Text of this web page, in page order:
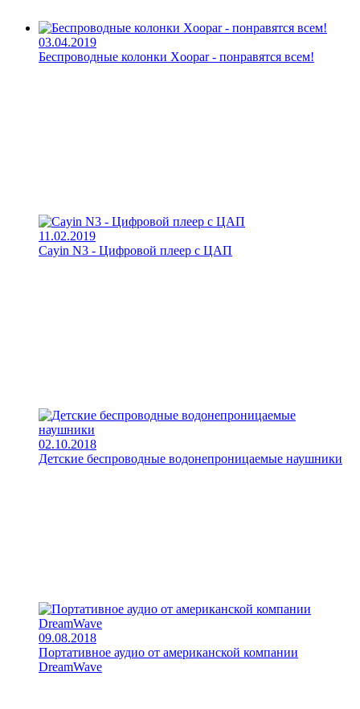
03.04.2019
Беспроводные колонки Xoopar - понравятся всем!
11.02.2019
Cayin N3 - Цифровой плеер с ЦАП
02.10.2018
Детские беспроводные водонепроницаемые наушники
09.08.2018
Портативное аудио от американской компании
DreamWave